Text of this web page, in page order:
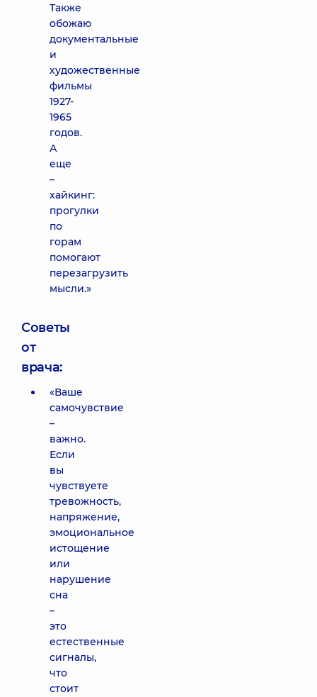
Также
обожаю
документальные
и
художественные
фильмы
1927-
1965
годов.
А
еще
–
хайкинг:
прогулки
по
горам
помогают
перезагрузить
мысли.»
Советы
от
врача:
«Ваше
самочувствие
–
важно.
Если
вы
чувствуете
тревожность,
напряжение,
эмоциональное
истощение
или
нарушение
сна
–
это
естественные
сигналы,
что
стоит